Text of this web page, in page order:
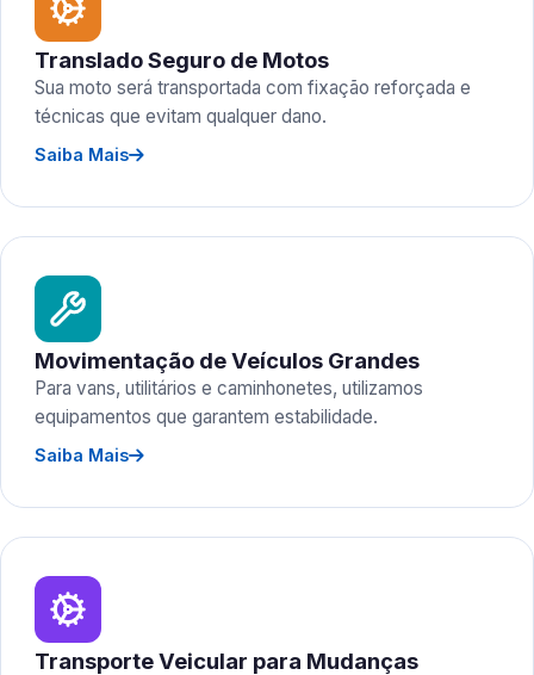
Translado Seguro de Motos
Sua moto será transportada com fixação reforçada e
técnicas que evitam qualquer dano.
Saiba Mais
Movimentação de Veículos Grandes
Para vans, utilitários e caminhonetes, utilizamos
equipamentos que garantem estabilidade.
Saiba Mais
Transporte Veicular para Mudanças